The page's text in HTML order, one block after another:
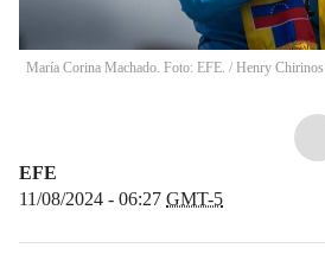
María Corina Machado. Foto: EFE. / Henry Chirinos
EFE
11/08/2024 - 06:27 GMT-5